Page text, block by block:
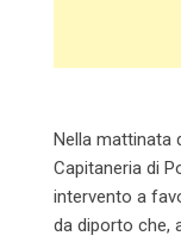
Nella mattinata
Capitaneria di
intervento a
da diporto che,